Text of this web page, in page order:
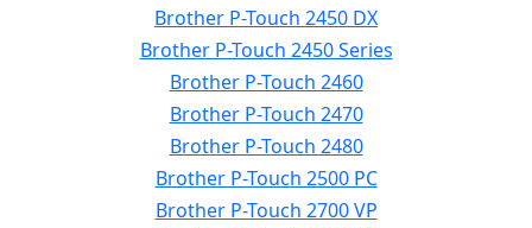
Brother P-Touch 2450 DX
Brother P-Touch 2450 Series
Brother P-Touch 2460
Brother P-Touch 2470
Brother P-Touch 2480
Brother P-Touch 2500 PC
Brother P-Touch 2700 VP